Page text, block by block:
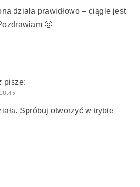
działa prawidłowo – ciągle jest
🙂
pisze:
Spróbuj otworzyć w trybie